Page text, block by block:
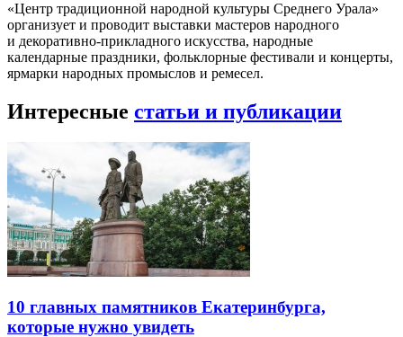
«Центр традиционной народной культуры Среднего Урала»
организует и проводит выставки мастеров народного
и декоративно-прикладного искусства, народные
календарные праздники, фольклорные фестивали и концерты,
ярмарки народных промыслов и ремесел.
Интересные статьи и публикации
10 главных памятников Екатеринбурга,
которые нужно увидеть